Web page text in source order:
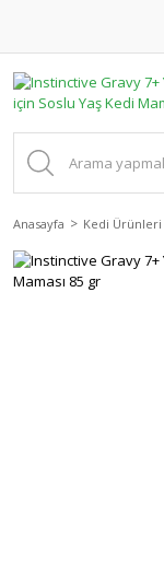
Anasayfa Kedi Ürünleri